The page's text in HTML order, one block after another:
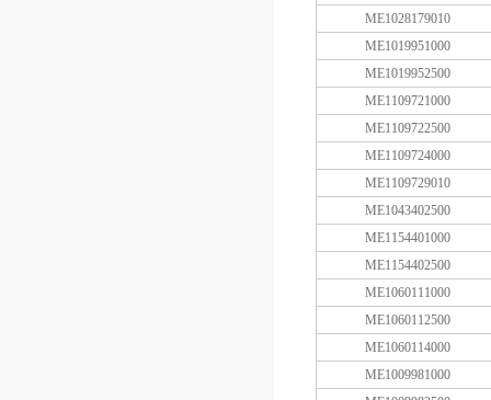
ME1028179010
ME1019951000
ME1019952500
ME1109721000
ME1109722500
ME1109724000
ME1109729010
ME1043402500
ME1154401000
ME1154402500
ME1060111000
ME1060112500
ME1060114000
ME1009981000